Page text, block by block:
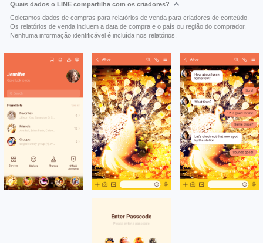
Quais dados o LINE compartilha com os criadores?
Coletamos dados de compras para relatórios de venda para criadores de conteúdo.
Os relatórios de venda incluem a data de compra e o país ou região do comprador.
Nenhuma informação identificável é incluída nos relatórios.